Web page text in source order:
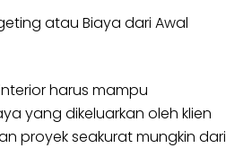
atau Biaya dari Awal
harus mampu
yang dikeluarkan oleh klien
proyek seakurat mungkin dari